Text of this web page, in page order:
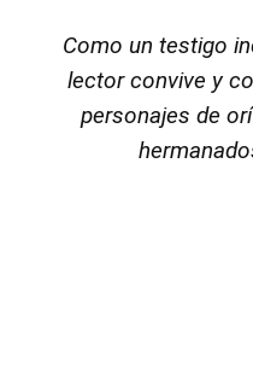
Como un testigo
lector convive y
personajes de